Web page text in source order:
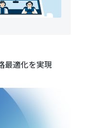
最適化を実現